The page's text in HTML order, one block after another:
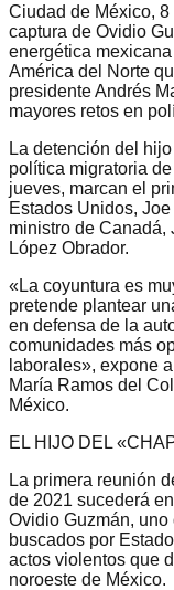
Ciudad de México,
captura de Ovidio
energética
América del Norte
presidente Andrés
mayores retos en
La detención del
política migratoria
jueves, marcan el
Estados Unidos,
ministro de Canadá,
López Obrador.
«La coyuntura es
pretende plantear
en defensa de la
comunidades más
laborales», expone
María Ramos del
México.
EL HIJO DEL
La primera reunión
de 2021 sucederá
Ovidio Guzmán,
buscados por
actos violentos que
noroeste de México.